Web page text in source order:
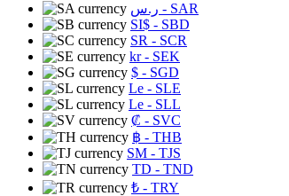
ر.س - SAR
SI$ - SBD
SR - SCR
kr- SEK
$ - SGD
Le - SLE
Le - SLL
₡ - SVC
฿ - THB
ЅМ - TJS
TD - TND
₺ - TRY